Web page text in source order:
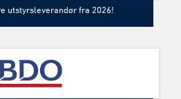
utstyrsleverandør fra 2026!